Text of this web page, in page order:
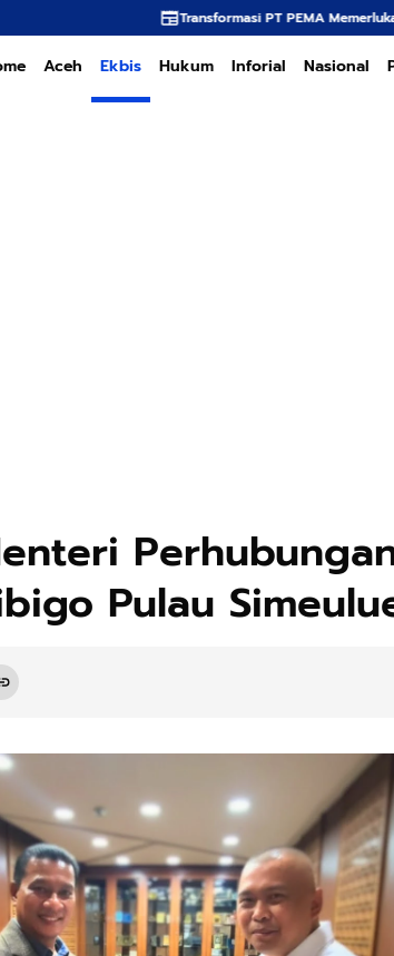
Transformasi PT PEMA Memerlukan
Aceh Ekbis Hukum Inforial Nasional
Pulau